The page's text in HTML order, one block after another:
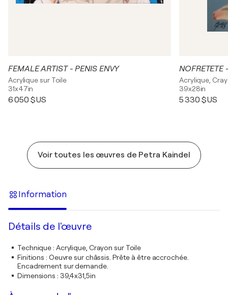
FEMALE ARTIST - PENIS ENVY
Acrylique sur Toile
31x47in
6 050 $US
Acrylique,
39x28in
5 330 $US
Voir toutes les œuvres de Petra Kaindel
Information
Détails de l'œuvre
Technique: Acrylique, Crayon sur Toile
Finitions : Oeuvre sur châssis. Prête à être accrochée.
Encadrement sur demande.
Dimensions : 39,4x31,5in